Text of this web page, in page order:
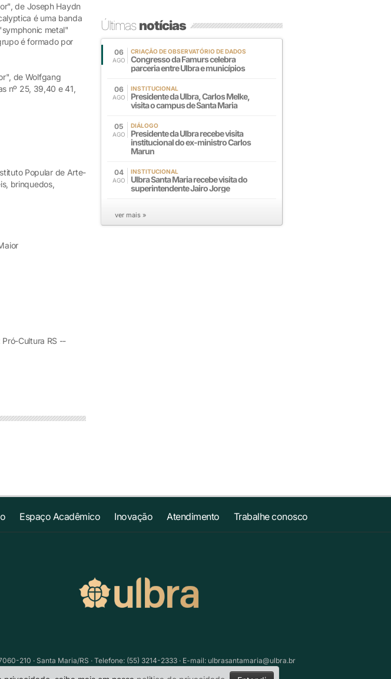
de Joseph Haydn
é uma banda
metal"
é formado por
de Wolfgang
nº 25, 39,40 e 41,
Popular de Arte-
brinquedos,
Cultura RS --
Últimasnotícias
06
AGO
CRIAÇÃO DE OBSERVATÓRIO DE DADOS
Congresso da Famurs celebra
parceria entre Ulbra e municípios
06
AGO
INSTITUCIONAL
Presidente da Ulbra, Carlos Melke,
visita o campus de Santa Maria
05
AGO
DIÁLOGO
Presidente da Ulbra recebe visita
institucional do ex-ministro Carlos
Marun
04
AGO
INSTITUCIONAL
Ulbra Santa Maria recebe visita do
superintendente Jairo Jorge
ver mais »
Espaço Acadêmico Inovação Atendimento Trabalhe conosco
210 · Santa Maria/RS · Telefone: (55) 3214-2333 · E-mail: ulbrasantamaria@ulbra.br